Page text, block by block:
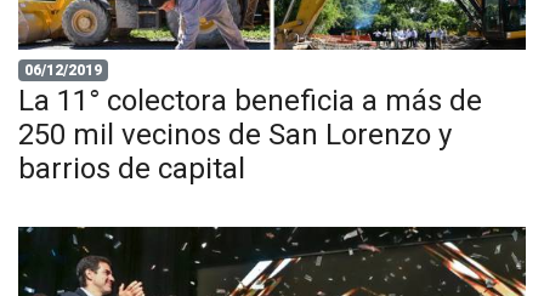
06/12/2019
La 11° colectora beneficia a más de
250 mil vecinos de San Lorenzo y
barrios de capital